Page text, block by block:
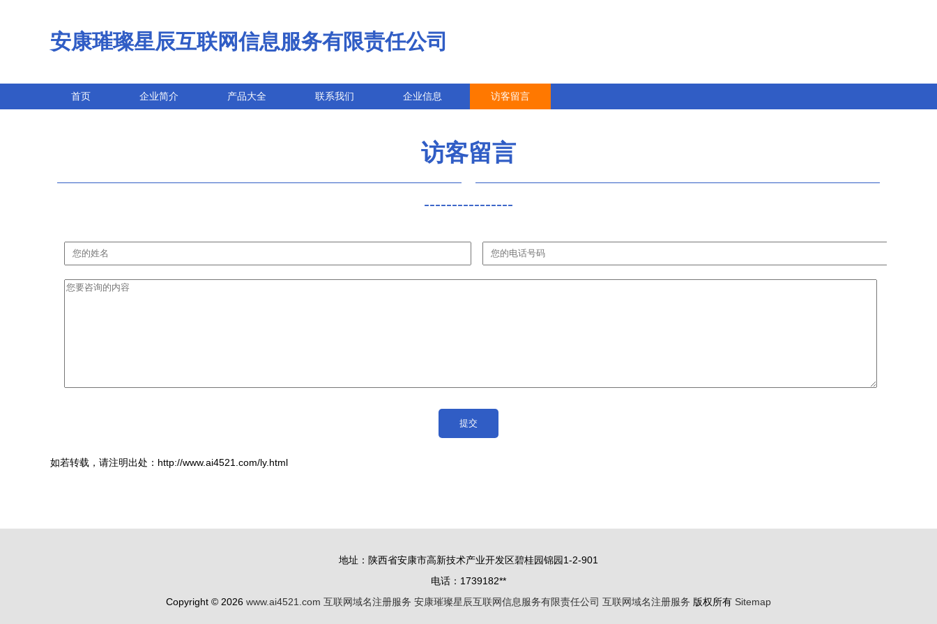
安康璀璨星辰互联网信息服务有限责任公司
首页 企业简介 产品大全 联系我们 企业信息 访客留言
访客留言
----------------
如若转载，请注明出处：http://www.ai4521.com/ly.html
地址：陕西省安康市高新技术产业开发区碧桂园锦园1-2-901
电话：1739182**
Copyright © 2026 www.ai4521.com 互联网域名注册服务 安康璀璨星辰互联网信息服务有限责任公司 互联网域名注册服务 版权所有 Sitemap